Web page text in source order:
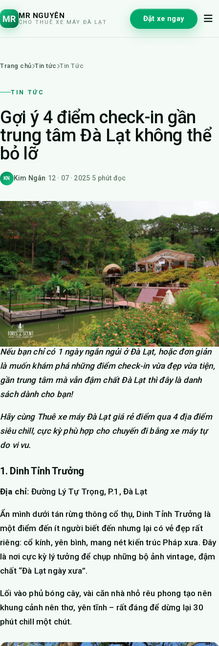
MR MR NGUYÊN
CHO THUÊ XE MÁY ĐÀ LẠT Đặt xe ngay
Trang chủ Tin tức Tin Tức
TIN TỨC
Gợi ý 4 điểm check-in gần
trung tâm Đà Lạt không thể
bỏ lỡ
KN Kim Ngân·12 · 07 · 2025·5 phút đọc
Nếu bạn chỉ có 1 ngày ngắn ngủi ở Đà Lạt, hoặc đơn giản
là muốn khám phá những điểm check-in vừa đẹp vừa tiện,
gần trung tâm mà vẫn đậm chất Đà Lạt thì đây là danh
sách dành cho bạn!
Hãy cùng Thuê xe máy Đà Lạt giá rẻ điểm qua 4 địa điểm
siêu chill, cực kỳ phù hợp cho chuyến đi bằng xe máy tự
do vi vu.
1. Dinh Tỉnh Trưởng
Địa chỉ: Đường Lý Tự Trọng, P.1, Đà Lạt
Ẩn mình dưới tán rừng thông cổ thụ, Dinh Tỉnh Trưởng là
một điểm đến ít người biết đến nhưng lại có vẻ đẹp rất
riêng: cổ kính, yên bình, mang nét kiến trúc Pháp xưa. Đây
là nơi cực kỳ lý tưởng để chụp những bộ ảnh vintage, đậm
chất “Đà Lạt ngày xưa”.
Lối vào phủ bóng cây, vài căn nhà nhỏ rêu phong tạo nên
khung cảnh nên thơ, yên tĩnh – rất đáng để dừng lại 30
phút chill một chút.